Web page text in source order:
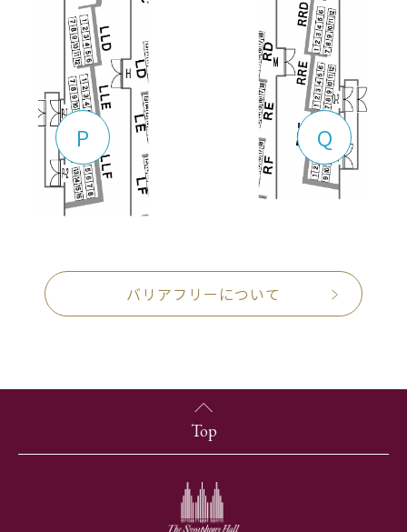
P Q
バリアフリーについて
Top